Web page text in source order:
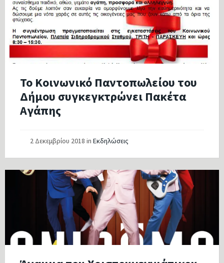
Το Κοινωνικό Παντοπωλείου του
Δήμου συγκεγκτρώνει Πακέτα
Αγάπης
2 Δεκεμβρίου 2018 in Εκδηλώσεις